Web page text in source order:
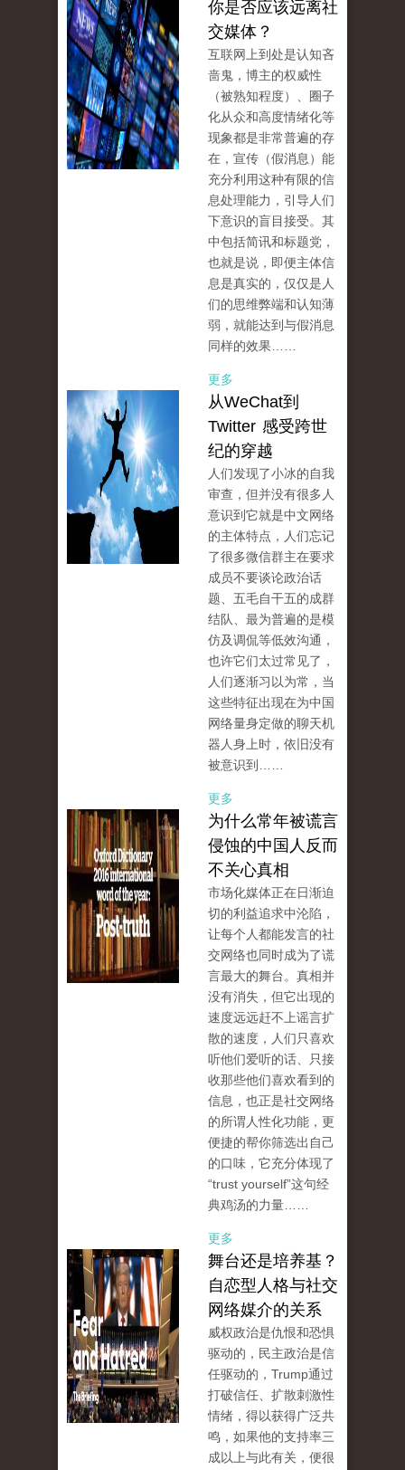
你是否应该远离社
交媒体？
互联网上到处是认知吝
啬鬼，博主的权威性
（被熟知程度）、圈子
化从众和高度情绪化等
现象都是非常普遍的存
在，宣传（假消息）能
充分利用这种有限的信
息处理能力，引导人们
下意识的盲目接受。其
中包括简讯和标题党，
也就是说，即便主体信
息是真实的，仅仅是人
们的思维弊端和认知薄
弱，就能达到与假消息
同样的效果……
更多
从WeChat到
Twitter 感受跨世
纪的穿越
人们发现了小冰的自我
审查，但并没有很多人
意识到它就是中文网络
的主体特点，人们忘记
了很多微信群主在要求
成员不要谈论政治话
题、五毛自干五的成群
结队、最为普遍的是模
仿及调侃等低效沟通，
也许它们太过常见了，
人们逐渐习以为常，当
这些特征出现在为中国
网络量身定做的聊天机
器人身上时，依旧没有
被意识到……
更多
为什么常年被谎言
侵蚀的中国人反而
不关心真相
市场化媒体正在日渐迫
切的利益追求中沦陷，
让每个人都能发言的社
交网络也同时成为了谎
言最大的舞台。真相并
没有消失，但它出现的
速度远远赶不上谣言扩
散的速度，人们只喜欢
听他们爱听的话、只接
收那些他们喜欢看到的
信息，也正是社交网络
的所谓人性化功能，更
便捷的帮你筛选出自己
的口味，它充分体现了
“trust yourself”这句经
典鸡汤的力量……
更多
舞台还是培养基？
自恋型人格与社交
网络媒介的关系
威权政治是仇恨和恐惧
驱动的，民主政治是信
任驱动的，Trump通过
打破信任、扩散刺激性
情绪，得以获得广泛共
鸣，如果他的支持率三
成以上与此有关，便很